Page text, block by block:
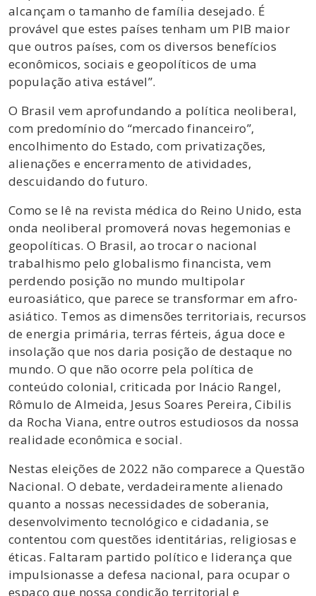
alcançam o tamanho de família desejado. É
provável que estes países tenham um PIB maior
que outros países, com os diversos benefícios
econômicos, sociais e geopolíticos de uma
população ativa estável”.
O Brasil vem aprofundando a política neoliberal,
com predomínio do “mercado financeiro”,
encolhimento do Estado, com privatizações,
alienações e encerramento de atividades,
descuidando do futuro.
Como se lê na revista médica do Reino Unido, esta
onda neoliberal promoverá novas hegemonias e
geopolíticas. O Brasil, ao trocar o nacional
trabalhismo pelo globalismo financista, vem
perdendo posição no mundo multipolar
euroasiático, que parece se transformar em afro-
asiático. Temos as dimensões territoriais, recursos
de energia primária, terras férteis, água doce e
insolação que nos daria posição de destaque no
mundo. O que não ocorre pela política de
conteúdo colonial, criticada por Inácio Rangel,
Rômulo de Almeida, Jesus Soares Pereira, Cibilis
da Rocha Viana, entre outros estudiosos da nossa
realidade econômica e social.
Nestas eleições de 2022 não comparece a Questão
Nacional. O debate, verdadeiramente alienado
quanto a nossas necessidades de soberania,
desenvolvimento tecnológico e cidadania, se
contentou com questões identitárias, religiosas e
éticas. Faltaram partido político e liderança que
impulsionasse a defesa nacional, para ocupar o
espaço que nossa condição territorial e